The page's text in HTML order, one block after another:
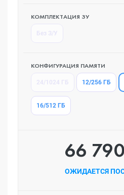
КОМПЛЕКТАЦИЯ ЗУ
КОНФИГУРАЦИЯ ПАМЯТИ
12/256 ГБ
16/512 ГБ
66
ОЖИДАЕТСЯ